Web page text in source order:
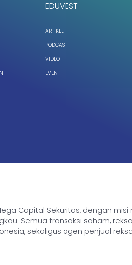
EDUVEST
ARTIKEL
PODCAST
VIDEO
EVENT
Capital Sekuritas, dengan
Semua transaksi saham,
sekaligus agen penjual